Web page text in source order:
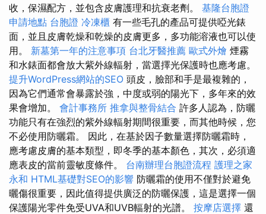
收，保濕配方，並包含皮膚護理和抗衰老劑。 基隆台胞證
申請地點 台胞證 冷凍櫃 有一些毛孔的產品可提供啞光錶
面，並且皮膚乾燥和乾燥的皮膚更多，多功能溶液也可以使
用。 新墓第一年的注意事項 台北牙醫推薦 歐式外燴 煙霧
和水錶面都會放大紫外線輻射，當選擇光保護時也應考慮。
提升WordPress網站的SEO 頭皮，臉部和手是最複雜的，
因為它們通常會暴露於強，中度或弱的陽光下，多年來的效
果會增加。 會計事務所 推拿與整骨結合 許多人認為，防曬
功能只有在強烈的紫外線輻射期間很重要，而其他時候，您
不必使用防曬霜。 因此，在基於因子數量選擇防曬霜時，
應考慮皮膚的基本類型，即冬季的基本顏色，其次，必須適
應表皮的當前靈敏度條件。 台南辦理台胞證流程 護理之家
永和 HTML基礎對SEO的影響 防曬霜的使用不僅對於避免
曬傷很重要，因此值得提供廣泛的防曬保護，這是選擇一個
保護陽光零件免受UVA和UVB輻射的光譜。 按摩店選擇 還